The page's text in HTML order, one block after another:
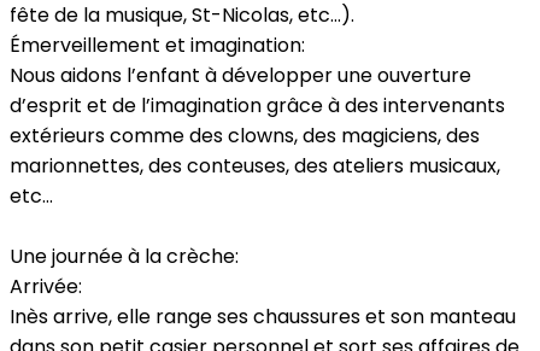
fête de la musique, St-Nicolas, etc…).
Émerveillement et imagination:
Nous aidons l’enfant à développer une ouverture
d’esprit et de l’imagination grâce à des intervenants
extérieurs comme des clowns, des magiciens, des
marionnettes, des conteuses, des ateliers musicaux,
etc…
Une journée à la crèche:
Arrivée:
Inès arrive, elle range ses chaussures et son manteau